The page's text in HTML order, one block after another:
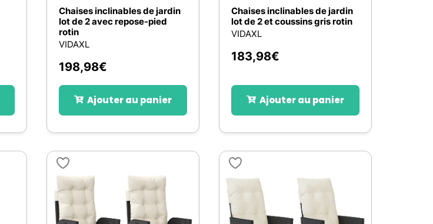
Chaises inclinables de jardin
lot de 2 avec repose-pied
rotin
VIDAXL
198,98€
Ajouter au panier
Chaises inclinables de jardin
lot de 2 et coussins gris rotin
VIDAXL
183,98€
Ajouter au panier